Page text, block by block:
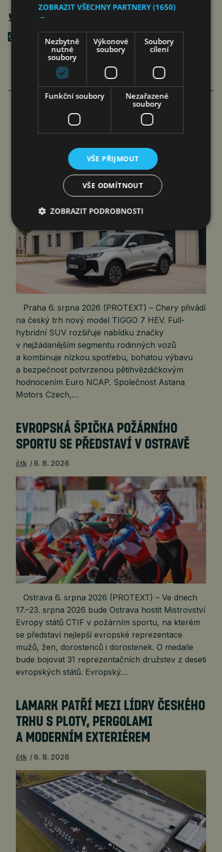
Poslat mailem
NOVÝ CHERY TIGGO 7 HEV ZVYŠUJE
BEZPEČNOST PRO RODINY S 5*
HODNOCENÍM EURO…
Praha 6. srpna 2026 (PROTEXT) – Chery přivádí
na český trh nový model TIGGO 7 HEV. Full-
hybridní SUV rozšiřuje nabídku značky
v nejžádanějším segmentu rodinných vozů
a kombinuje nízkou spotřebu, bohatou výbavu
a bezpečnost potvrzenou pětihvězdičkovým
hodnocením Euro NCAP. Společnost Astana
Motors Czech,…
EVROPSKÁ ŠPIČKA POŽÁRNÍHO
SPORTU SE PŘEDSTAVÍ V OSTRAVĚ
čtk 6. 8. 2026
Ostrava 6. srpna 2026 (PROTEXT) – Ve dnech
17.–23. srpna 2026 bude Ostrava hostit Mistrovství
Evropy států CTIF v požárním sportu, na kterém
se představí nejlepší evropské reprezentace
mužů, žen, dorostenců i dorostenek. O medaile
bude bojovat 31 reprezentačních družstev z deseti
evropských států. Evropský…
LAMARK PATŘÍ MEZI LÍDRY ČESKÉHO
TRHU S PLOTY, PERGOLAMI
A MODERNÍM EXTERIÉREM
čtk 6. 8. 2026
ZOBRAZIT VŠECHNY PARTNERY(1650)
→
Nezbytně
nutné
soubory
Výkonové
soubory
Soubory
cílení
Funkční soubory
Nezařazené
soubory
VŠE PŘIJMOUT
VŠE ODMÍTNOUT
ZOBRAZIT PODROBNOSTI